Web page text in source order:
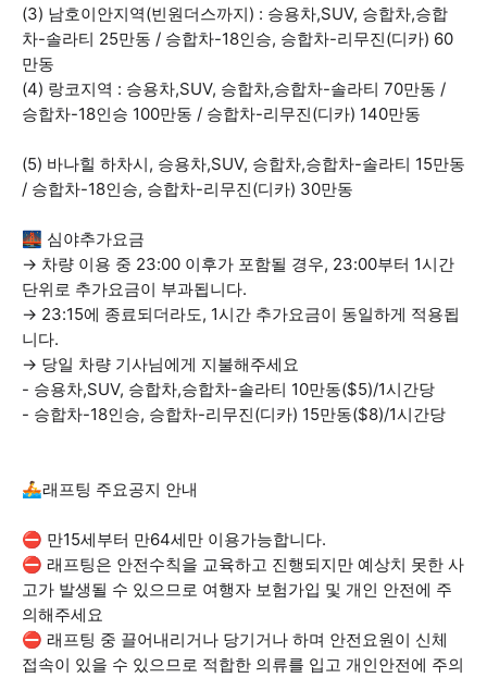
(3) 남호이안지역(빈원더스까지) : 승용차,SUV, 승합차,승합
차-솔라티 25만동 / 승합차-18인승, 승합차-리무진(디카) 60
만동
(4) 랑코지역 : 승용차,SUV, 승합차,승합차-솔라티 70만동 /
승합차-18인승 100만동 / 승합차-리무진(디카) 140만동
(5) 바나힐 하차시, 승용차,SUV, 승합차,승합차-솔라티 15만동
/ 승합차-18인승, 승합차-리무진(디카) 30만동
🌉 심야추가요금
→ 차량 이용 중 23:00 이후가 포함될 경우, 23:00부터 1시간
단위로 추가요금이 부과됩니다.
→ 23:15에 종료되더라도, 1시간 추가요금이 동일하게 적용됩
니다.
→ 당일 차량 기사님에게 지불해주세요
- 승용차,SUV, 승합차,승합차-솔라티 10만동($5)/1시간당
- 승합차-18인승, 승합차-리무진(디카) 15만동($8)/1시간당
🚣래프팅 주요공지 안내
⛔ 만15세부터 만64세만 이용가능합니다.
⛔ 래프팅은 안전수칙을 교육하고 진행되지만 예상치 못한 사
고가 발생될 수 있으므로 여행자 보험가입 및 개인 안전에 주
의해주세요
⛔ 래프팅 중 끌어내리거나 당기거나 하며 안전요원이 신체
접속이 있을 수 있으므로 적합한 의류를 입고 개인안전에 주의